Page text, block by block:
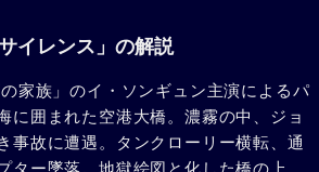
イレンス」の解説
の家族」のイ・ソンギュン主演によるパ
に囲まれた空港大橋。濃霧の中、ジョ
事故に遭遇。タンクローリー横転、通
ター墜落。地獄絵図と化した橋の上、